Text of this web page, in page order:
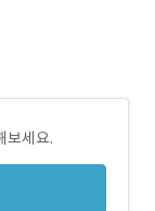
보세요.